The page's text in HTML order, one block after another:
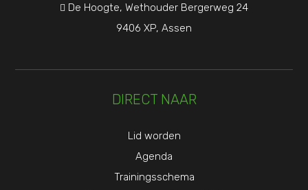
 De Hoogte, Wethouder Bergerweg 24
9406 XP, Assen
DIRECT NAAR
Lid worden
Agenda
Trainingsschema